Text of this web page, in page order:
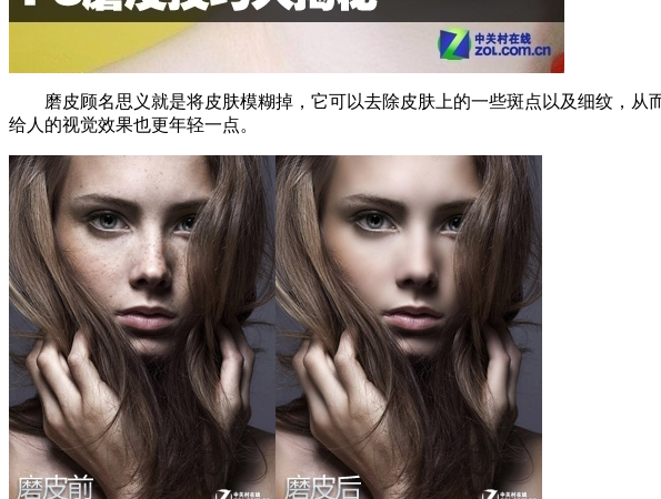
磨皮顾名思义就是将皮肤模糊掉，它可以去除皮肤上的一些斑点以及细纹，从
给人的视觉效果也更年轻一点。